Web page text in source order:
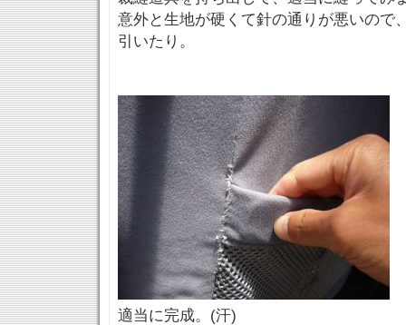
意外と生地が硬くて針の通りが悪いので
引いたり。
適当に完成。(汗)